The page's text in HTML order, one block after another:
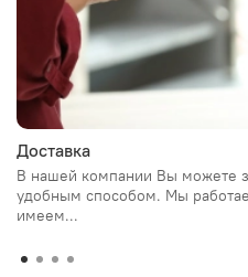
Доставка
В нашей компании Вы можете
удобным способом. Мы
имеем...